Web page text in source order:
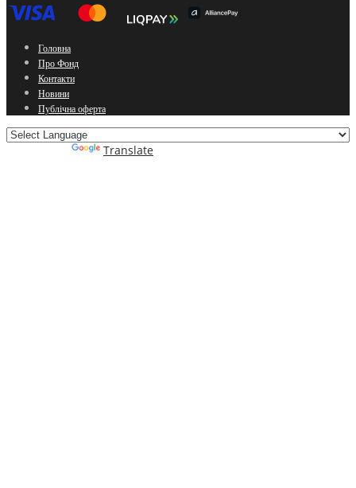
Головна
Про Фонд
Контакти
Новини
Публічна оферта
Translate